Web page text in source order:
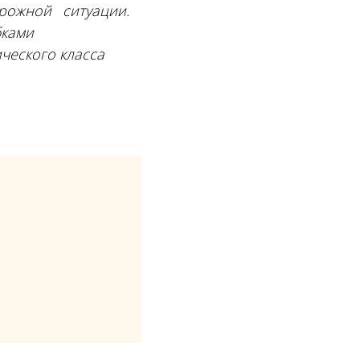
ситуации.
класса